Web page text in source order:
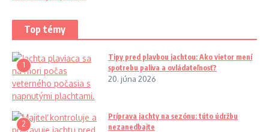
Top témy
1
Tipy pred plavbou jachtou: Ako vietor mení
spotrebu paliva a ovládateľnosť?
20. júna 2026
2
Príprava jachty na sezónu: túto údržbu
nezanedbajte